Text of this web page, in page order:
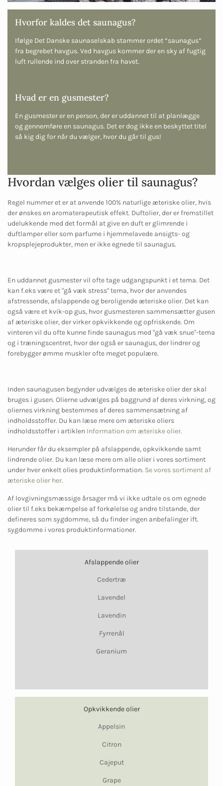
Hvorfor kaldes det saunagus?
Ifølge Det Danske saunaselskab stammer ordet ”saunagus”
fra begrebet havgus. Ved havgus kommer der en sky af fugtig
luft rullende ind over stranden fra havet.
Hvad er en gusmester?
En gusmester er en person, der er uddannet til at planlægge
og gennemføre en saunagus. Det er dog ikke en beskyttet titel
så kig dig for når du vælger, hvor du går til gus!
Hvordan vælges olier til saunagus?
Regel nummer et er at anvende 100% naturlige æteriske olier, hvis
der ønskes en aromaterapeutisk effekt. Duftolier, der er fremstillet
udelukkende med det formål at give en duft er glimrende i
duftlamper eller som parfume i hjemmelavede ansigts- og
kropsplejeprodukter, men er ikke egnede til saunagus.
En uddannet gusmester vil ofte tage udgangspunkt i et tema. Det
kan f.eks være et "gå væk stress" tema, hvor der anvendes
afstressende, afslappende og beroligende æteriske olier. Det kan
også være et kvik-op gus, hvor gusmesteren sammensætter gusen
af æteriske olier, der virker opkvikkende og opfriskende. Om
vinteren vil du ofte kunne finde saunagus med "gå væk snue"-tema
og i træningscentret, hvor der også er saunagus, der lindrer og
forebygger ømme muskler ofte meget populære.
Inden saunagusen begynder udvælges de æteriske olier der skal
bruges i gusen. Olierne udvælges på baggrund af deres virkning, og
oliernes virkning bestemmes af deres sammensætning af
indholdsstoffer. Du kan læse mere om æteriske oliers
indholdsstoffer i artiklen Information om æteriske olier.
Herunder får du eksempler på afslappende, opkvikkende samt
lindrende olier. Du kan læse mere om alle olier i vores sortiment
under hver enkelt olies produktinformation. Se vores sortiment af
æteriske olier her.
Af lovgivningsmæssige årsager må vi ikke udtale os om egnede
olier til f.eks bekæmpelse af forkølelse og andre tilstande, der
defineres som sygdomme, så du finder ingen anbefalinger ift.
sygdomme i vores produktinformationer.
Afslappende olier
Cedertræ
Lavendel
Lavendin
Fyrrenål
Geranium
Opkvikkende olier
Appelsin
Citron
Cajeput
Grape